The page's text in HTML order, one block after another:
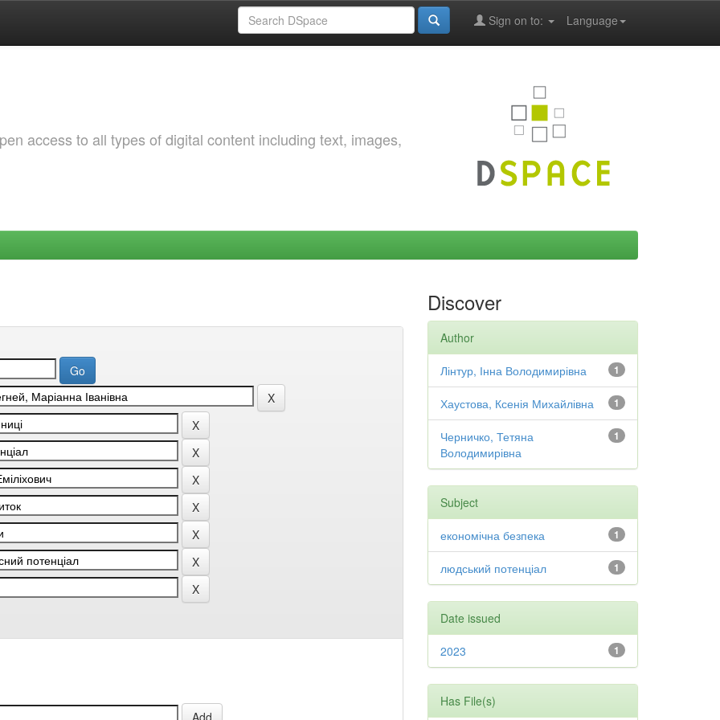
Language
Sign on to:
access to all types of digital content including text, images,
Discover
Author
1
Лінтур, Інна Володимирівна
1
Хаустова, Ксенія Михайлівна
1
Черничко, Тетяна
Володимирівна
Subject
1
економічна безпека
1
людський потенціал
Date issued
1
2023
Has File(s)